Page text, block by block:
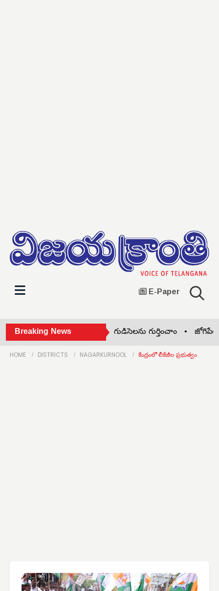
E-Paper
Breaking News
మండలంలో 23 పూరి గుడిసెలను గుర్తించాం •జోగిపేట
HOME DISTRICTS NAGARKURNOOL కేంద్రంలో లీకేజీల ప్రభుత్వం